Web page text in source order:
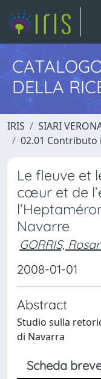
DELLA
IRIS SIARI
02.01 Contributo
Le fleuve et
cœur et de
Navarre
GORRIS,
2008-01-01
Abstract
Studio sulla
di Navarra
Scheda